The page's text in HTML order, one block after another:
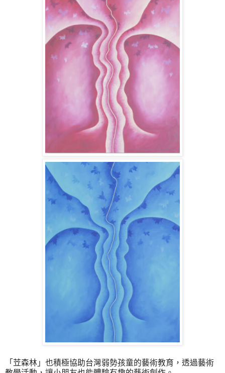
「 苙森林 」 也積極協助台灣弱勢孩童的藝術教育，透過藝術